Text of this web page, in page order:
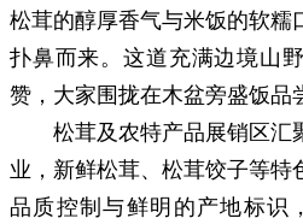
松茸的醇厚香气与米饭的软
扑鼻而来。这道充满边境山
赞，大家围拢在木盆旁盛饭品
松茸及农特产品展销区汇
业，新鲜松茸、松茸饺子等
品质控制与鲜明的产地标识